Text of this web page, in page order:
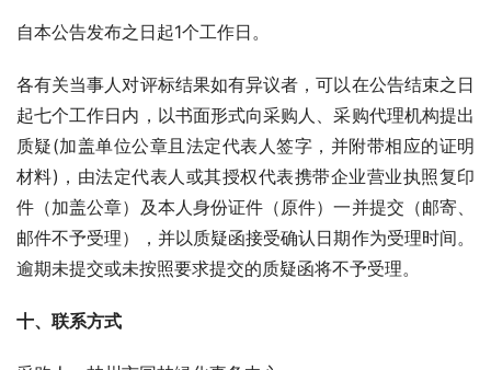
自本公告发布之日起1个工作日。
各有关当事人对评标结果如有异议者，可以在公告结束之日
起七个工作日内，以书面形式向采购人、采购代理机构提出
质疑(加盖单位公章且法定代表人签字，并附带相应的证明
材料)，由法定代表人或其授权代表携带企业营业执照复印
件（加盖公章）及本人身份证件（原件）一并提交（邮寄、
邮件不予受理），并以质疑函接受确认日期作为受理时间。
逾期未提交或未按照要求提交的质疑函将不予受理。
十、联系方式